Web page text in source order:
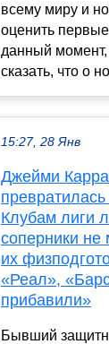
всему миру и
оценить
данный
сказать, что о
15:27, 28 Янв
Джейми
Клубам лиги
соперники не
их
«Реал»,
прибавили»
Бывший